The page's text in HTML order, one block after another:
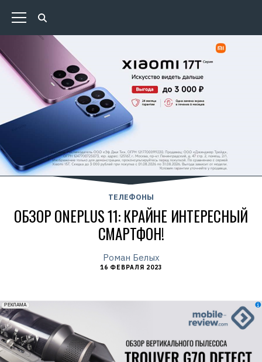
ТЕЛЕФОНЫ
ОБЗОР ONEPLUS 11: КРАЙНЕ ИНТЕРЕСНЫЙ
СМАРТФОН!
Роман Белых
16 ФЕВРАЛЯ 2023
erid: 2VfnxxmNzs5
РЕКЛАМА